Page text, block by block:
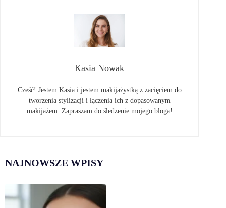
Kasia Nowak
Cześć! Jestem Kasia i jestem makijażystką z zacięciem do
tworzenia stylizacji i łączenia ich z dopasowanym
makijażem. Zapraszam do śledzenie mojego bloga!
NAJNOWSZE WPISY